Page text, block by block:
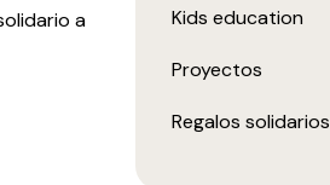
a
Kids education
Proyectos
Regalos solidarios